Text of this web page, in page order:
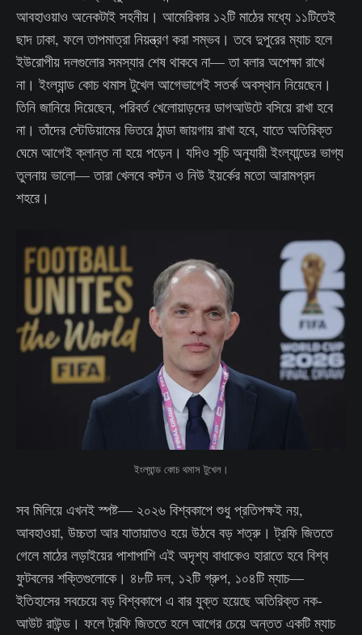
আবহাওয়াও অনেকটাই সহনীয়। আমেরিকার ১২টি মাঠের মধ্যে ১১টিতেই
ছাদ ঢাকা, ফলে তাপমাত্রা নিয়ন্ত্রণ করা সম্ভব। তবে দুপুরের ম্যাচ হলে
ইউরোপীয় দলগুলোর সমস্যার শেষ থাকবে না— তা বলার অপেক্ষা রাখে
না। ইংল্যান্ড কোচ থমাস টুখেল আগেভাগেই সতর্ক অবস্থান নিয়েছেন।
তিনি জানিয়ে দিয়েছেন, পরিবর্ত খেলোয়াড়দের ডাগআউটে বসিয়ে রাখা হবে
না। তাঁদের স্টেডিয়ামের ভিতরে ঠান্ডা জায়গায় রাখা হবে, যাতে অতিরিক্ত
ঘেমে আগেই ক্লান্ত না হয়ে পড়েন। যদিও সূচি অনুযায়ী ইংল্যান্ডের ভাগ্য
তুলনায় ভালো— তারা খেলবে বস্টন ও নিউ ইয়র্কের মতো আরামপ্রদ
শহরে।
ইংল্যান্ড কোচ থমাস টুখেল।
সব মিলিয়ে এখনই স্পষ্ট— ২০২৬ বিশ্বকাপে শুধু প্রতিপক্ষই নয়,
আবহাওয়া, উচ্চতা আর যাতায়াতও হয়ে উঠবে বড় শত্রু। ট্রফি জিততে
গেলে মাঠের লড়াইয়ের পাশাপাশি এই অদৃশ্য বাধাকেও হারাতে হবে বিশ্ব
ফুটবলের শক্তিগুলোকে। ৪৮টি দল, ১২টি গ্রুপ, ১০৪টি ম্যাচ—
ইতিহাসের সবচেয়ে বড় বিশ্বকাপে এ বার যুক্ত হয়েছে অতিরিক্ত নক-
আউট রাউন্ড। ফলে ট্রফি জিততে হলে আগের চেয়ে অন্তত একটি ম্যাচ